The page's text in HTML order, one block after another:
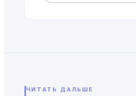
ЧИТАТЬ ДАЛЬШЕ